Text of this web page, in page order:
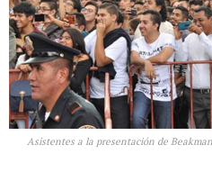
Asistentes a la presentación de